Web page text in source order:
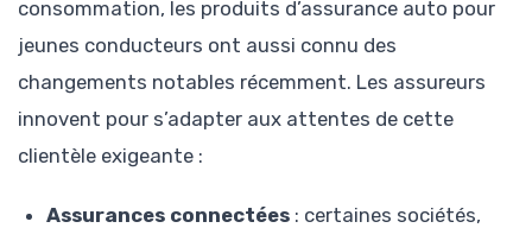
consommation, les produits d’assurance auto pour
jeunes conducteurs ont aussi connu des
changements notables récemment. Les assureurs
innovent pour s’adapter aux attentes de cette
clientèle exigeante :
Assurances connectées : certaines sociétés,